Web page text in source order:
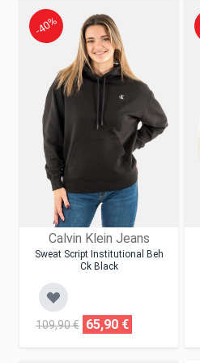
Calvin Klein Jeans
Sweat Script Institutional Beh
Ck Black
-40%
109,90 € 65,90 €